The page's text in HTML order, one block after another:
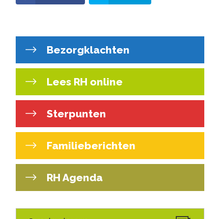
Bezorgklachten
Lees RH online
Sterpunten
Familieberichten
RH Agenda